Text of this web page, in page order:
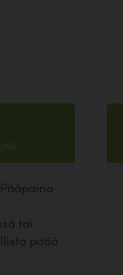
tai
pitää